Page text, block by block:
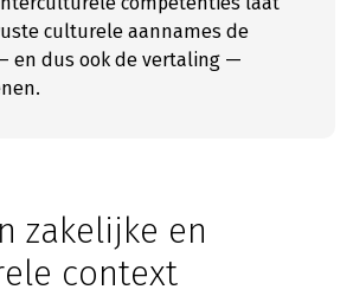
culturele aannames de
en dus ook de vertaling —
zakelijke en
context